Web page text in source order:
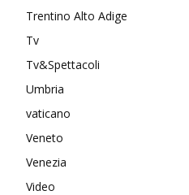
Trentino Alto Adige
Tv
Tv&Spettacoli
Umbria
vaticano
Veneto
Venezia
Video